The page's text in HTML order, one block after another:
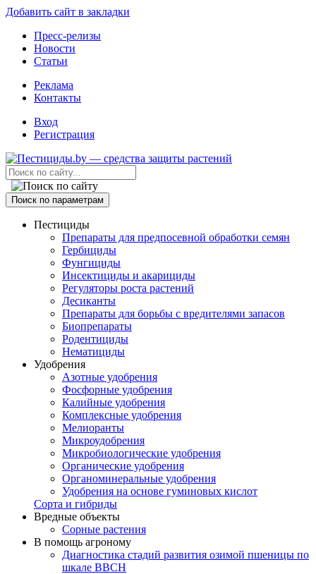
Добавить сайт в закладки
Пресс-релизы
Новости
Статьи
Реклама
Контакты
Вход
Регистрация
Поиск по параметрам
Пестициды
Препараты для предпосевной обработки семян
Гербициды
Фунгициды
Инсектициды и акарициды
Регуляторы роста растений
Десиканты
Препараты для борьбы с вредителями запасов
Биопрепараты
Родентициды
Нематициды
Удобрения
Азотные удобрения
Фосфорные удобрения
Калийные удобрения
Комплексные удобрения
Мелиоранты
Микроудобрения
Микробиологические удобрения
Органические удобрения
Органоминеральные удобрения
Удобрения на основе гуминовых кислот
Сорта и гибриды
Вредные объекты
Сорные растения
В помощь агроному
Диагностика стадий развития озимой пшеницы по
шкале ВВСН